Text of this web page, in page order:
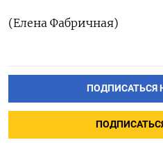
(Елена Фабричная)
ПОДПИСАТЬСЯ
ПОДПИСАТЬСЯ